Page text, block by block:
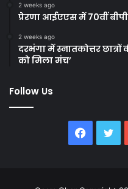
2 weeks ago
प्रेरणा आईएएस में 70वीं
2 weeks ago
दरभंगा में स्नातकोत्तर छात्रों
को मिला मंच’
Follow Us